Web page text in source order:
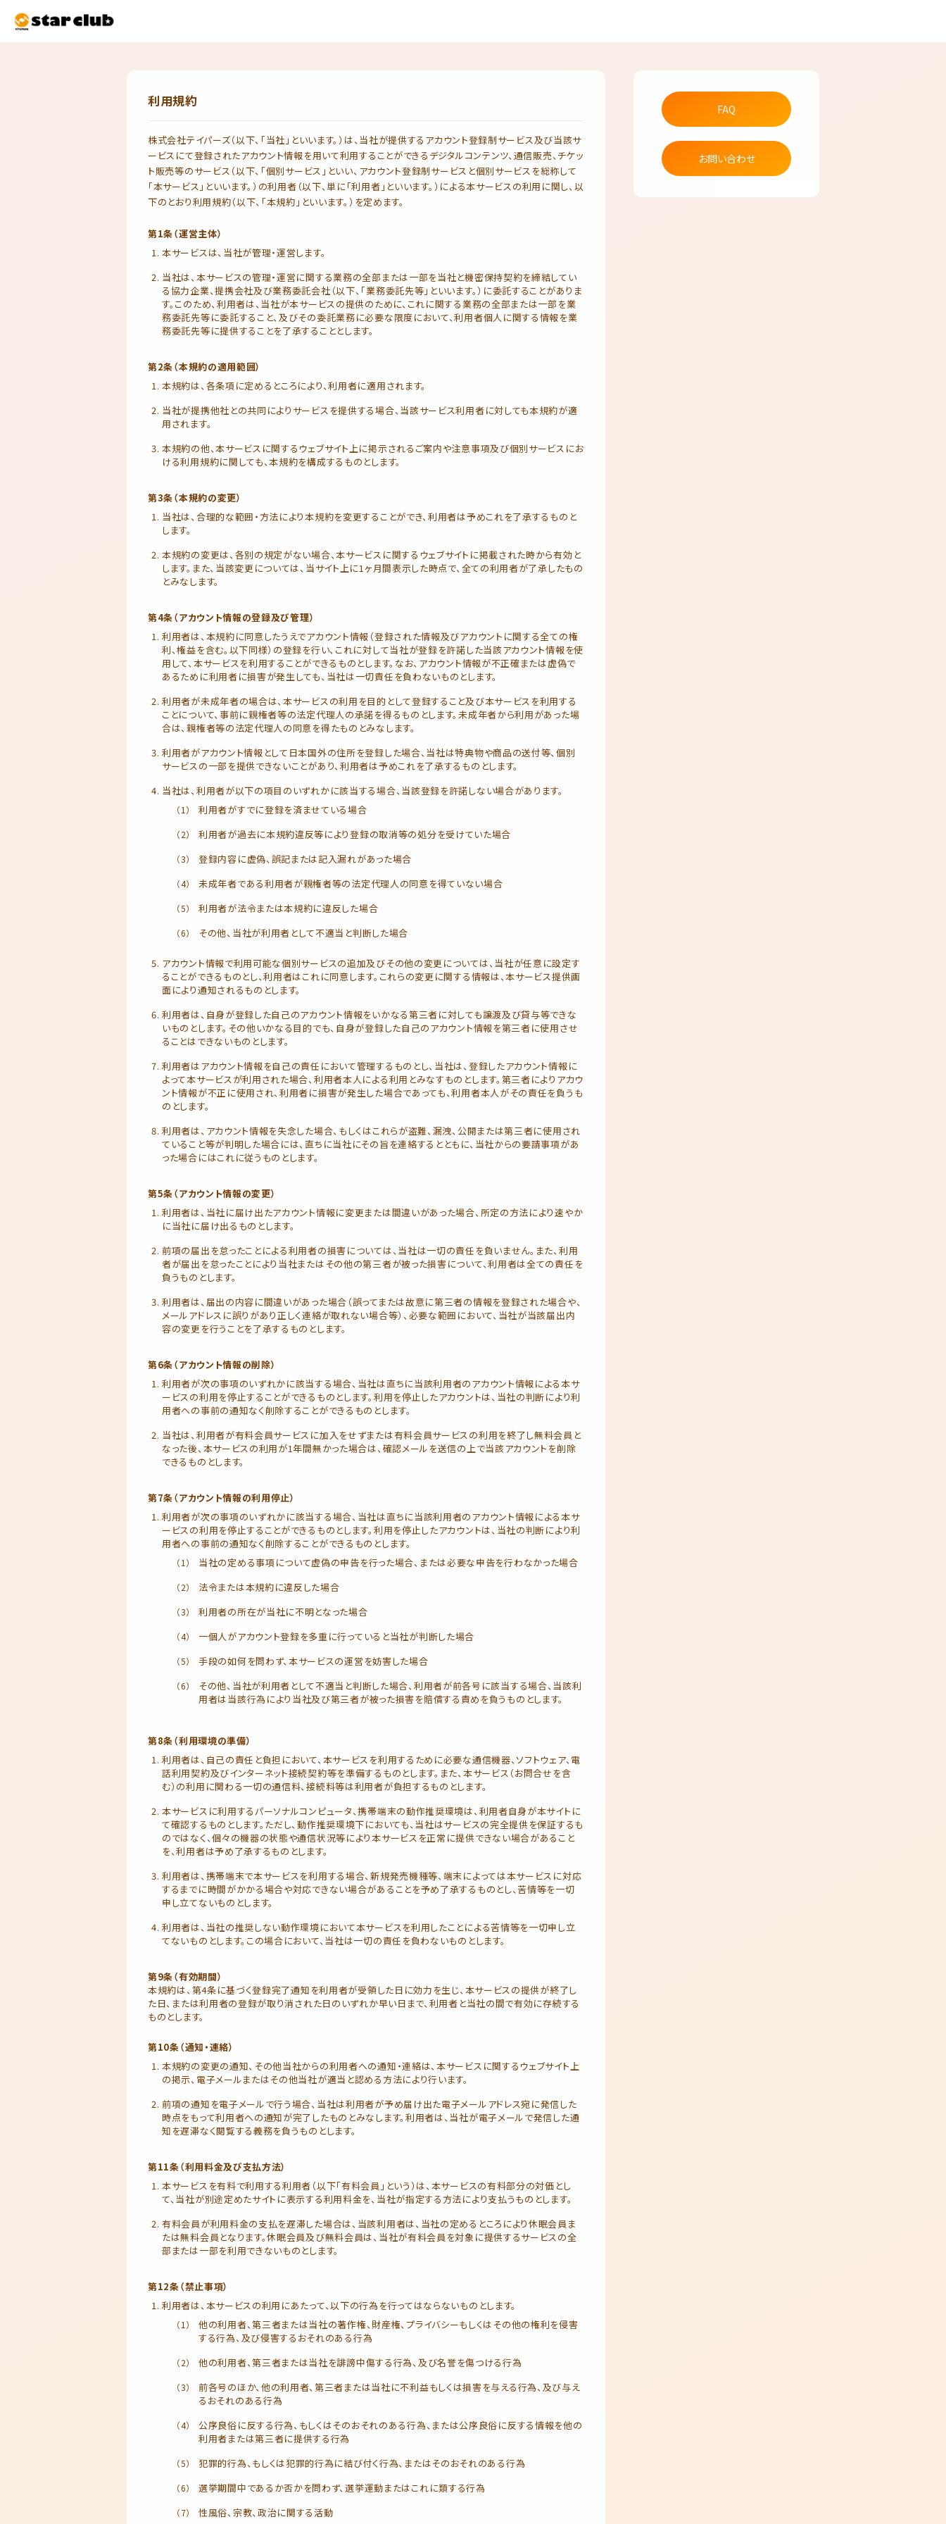
利用規約
株式会社テイパーズ（以下、「当社」といいます。）は、当社が提供するアカウント登録制サービス及び当該サ
ービスにて登録されたアカウント情報を用いて利用することができるデジタルコンテンツ、通信販売、チケッ
ト販売等のサービス（以下、「個別サービス」といい、アカウント登録制サービスと個別サービスを総称して
「本サービス」といいます。）の利用者（以下、単に「利用者」といいます。）による本サービスの利用に関し、以
下のとおり利用規約（以下、「本規約」といいます。）を定めます。
第1条（運営主体）
本サービスは、当社が管理・運営します。
当社は、本サービスの管理・運営に関する業務の全部または一部を当社と機密保持契約を締結してい
る協力企業、提携会社及び業務委託会社（以下、「業務委託先等」といいます。）に委託することがありま
す。このため、利用者は、当社が本サービスの提供のために、これに関する業務の全部または一部を業
務委託先等に委託すること、及びその委託業務に必要な限度において、利用者個人に関する情報を業
務委託先等に提供することを了承することとします。
第2条（本規約の適用範囲）
本規約は、各条項に定めるところにより、利用者に適用されます。
当社が提携他社との共同によりサービスを提供する場合、当該サービス利用者に対しても本規約が適
用されます。
本規約の他、本サービスに関するウェブサイト上に掲示されるご案内や注意事項及び個別サービスにお
ける利用規約に関しても、本規約を構成するものとします。
第3条（本規約の変更）
当社は、合理的な範囲・方法により本規約を変更することができ、利用者は予めこれを了承するものと
します。
本規約の変更は、各別の規定がない場合、本サービスに関するウェブサイトに掲載された時から有効と
します。また、当該変更については、当サイト上に1ヶ月間表示した時点で、全ての利用者が了承したもの
とみなします。
第4条（アカウント情報の登録及び管理）
利用者は、本規約に同意したうえでアカウント情報（登録された情報及びアカウントに関する全ての権
利、権益を含む。以下同様）の登録を行い、これに対して当社が登録を許諾した当該アカウント情報を使
用して、本サービスを利用することができるものとします。なお、アカウント情報が不正確または虚偽で
あるために利用者に損害が発生しても、当社は一切責任を負わないものとします。
利用者が未成年者の場合は、本サービスの利用を目的として登録すること及び本サービスを利用する
ことについて、事前に親権者等の法定代理人の承諾を得るものとします。未成年者から利用があった場
合は、親権者等の法定代理人の同意を得たものとみなします。
利用者がアカウント情報として日本国外の住所を登録した場合、当社は特典物や商品の送付等、個別
サービスの一部を提供できないことがあり、利用者は予めこれを了承するものとします。
当社は、利用者が以下の項目のいずれかに該当する場合、当該登録を許諾しない場合があります。
利用者がすでに登録を済ませている場合
利用者が過去に本規約違反等により登録の取消等の処分を受けていた場合
登録内容に虚偽、誤記または記入漏れがあった場合
未成年者である利用者が親権者等の法定代理人の同意を得ていない場合
利用者が法令または本規約に違反した場合
その他、当社が利用者として不適当と判断した場合
アカウント情報で利用可能な個別サービスの追加及びその他の変更については、当社が任意に設定す
ることができるものとし、利用者はこれに同意します。これらの変更に関する情報は、本サービス提供画
面により通知されるものとします。
利用者は、自身が登録した自己のアカウント情報をいかなる第三者に対しても譲渡及び貸与等できな
いものとします。その他いかなる目的でも、自身が登録した自己のアカウント情報を第三者に使用させ
ることはできないものとします。
利用者はアカウント情報を自己の責任において管理するものとし、当社は、登録したアカウント情報に
よって本サービスが利用された場合、利用者本人による利用とみなすものとします。第三者によりアカウ
ント情報が不正に使用され、利用者に損害が発生した場合であっても、利用者本人がその責任を負うも
のとします。
利用者は、アカウント情報を失念した場合、もしくはこれらが盗難、漏洩、公開または第三者に使用され
ていること等が判明した場合には、直ちに当社にその旨を連絡するとともに、当社からの要請事項があ
った場合にはこれに従うものとします。
第5条（アカウント情報の変更）
利用者は、当社に届け出たアカウント情報に変更または間違いがあった場合、所定の方法により速やか
に当社に届け出るものとします。
前項の届出を怠ったことによる利用者の損害については、当社は一切の責任を負いません。また、利用
者が届出を怠ったことにより当社またはその他の第三者が被った損害について、利用者は全ての責任を
負うものとします。
利用者は、届出の内容に間違いがあった場合（誤ってまたは故意に第三者の情報を登録された場合や、
メールアドレスに誤りがあり正しく連絡が取れない場合等）、必要な範囲において、当社が当該届出内
容の変更を行うことを了承するものとします。
第6条（アカウント情報の削除）
利用者が次の事項のいずれかに該当する場合、当社は直ちに当該利用者のアカウント情報による本サ
ービスの利用を停止することができるものとします。利用を停止したアカウントは、当社の判断により利
用者への事前の通知なく削除することができるものとします。
当社は、利用者が有料会員サービスに加入をせずまたは有料会員サービスの利用を終了し無料会員と
なった後、本サービスの利用が1年間無かった場合は、確認メールを送信の上で当該アカウントを削除
できるものとします。
第7条（アカウント情報の利用停止）
利用者が次の事項のいずれかに該当する場合、当社は直ちに当該利用者のアカウント情報による本サ
ービスの利用を停止することができるものとします。利用を停止したアカウントは、当社の判断により利
用者への事前の通知なく削除することができるものとします。
当社の定める事項について虚偽の申告を行った場合、または必要な申告を行わなかった場合
法令または本規約に違反した場合
利用者の所在が当社に不明となった場合
一個人がアカウント登録を多重に行っていると当社が判断した場合
手段の如何を問わず、本サービスの運営を妨害した場合
その他、当社が利用者として不適当と判断した場合、利用者が前各号に該当する場合、当該利
用者は当該行為により当社及び第三者が被った損害を賠償する責めを負うものとします。
第8条（利用環境の準備）
利用者は、自己の責任と負担において、本サービスを利用するために必要な通信機器、ソフトウェア、電
話利用契約及びインターネット接続契約等を準備するものとします。また、本サービス（お問合せを含
む）の利用に関わる一切の通信料、接続料等は利用者が負担するものとします。
本サービスに利用するパーソナルコンピュータ、携帯端末の動作推奨環境は、利用者自身が本サイトに
て確認するものとします。ただし、動作推奨環境下においても、当社はサービスの完全提供を保証するも
のではなく、個々の機器の状態や通信状況等により本サービスを正常に提供できない場合があること
を、利用者は予め了承するものとします。
利用者は、携帯端末で本サービスを利用する場合、新規発売機種等、端末によっては本サービスに対応
するまでに時間がかかる場合や対応できない場合があることを予め了承するものとし、苦情等を一切
申し立てないものとします。
利用者は、当社の推奨しない動作環境において本サービスを利用したことによる苦情等を一切申し立
てないものとします。この場合において、当社は一切の責任を負わないものとします。
第9条（有効期間）
本規約は、第4条に基づく登録完了通知を利用者が受領した日に効力を生じ、本サービスの提供が終了し
た日、または利用者の登録が取り消された日のいずれか早い日まで、利用者と当社の間で有効に存続する
ものとします。
第10条（通知・連絡）
本規約の変更の通知、その他当社からの利用者への通知・連絡は、本サービスに関するウェブサイト上
の掲示、電子メールまたはその他当社が適当と認める方法により行います。
前項の通知を電子メールで行う場合、当社は利用者が予め届け出た電子メールアドレス宛に発信した
時点をもって利用者への通知が完了したものとみなします。利用者は、当社が電子メールで発信した通
知を遅滞なく閲覧する義務を負うものとします。
第11条（利用料金及び支払方法）
本サービスを有料で利用する利用者（以下「有料会員」という）は、本サービスの有料部分の対価とし
て、当社が別途定めたサイトに表示する利用料金を、当社が指定する方法により支払うものとします。
有料会員が利用料金の支払を遅滞した場合は、当該利用者は、当社の定めるところにより休眠会員ま
たは無料会員となります。休眠会員及び無料会員は、当社が有料会員を対象に提供するサービスの全
部または一部を利用できないものとします。
第12条（禁止事項）
利用者は、本サービスの利用にあたって、以下の行為を行ってはならないものとします。
他の利用者、第三者または当社の著作権、財産権、プライバシーもしくはその他の権利を侵害
する行為、及び侵害するおそれのある行為
他の利用者、第三者または当社を誹謗中傷する行為、及び名誉を傷つける行為
前各号のほか、他の利用者、第三者または当社に不利益もしくは損害を与える行為、及び与え
るおそれのある行為
公序良俗に反する行為、もしくはそのおそれのある行為、または公序良俗に反する情報を他の
利用者または第三者に提供する行為
犯罪的行為、もしくは犯罪的行為に結び付く行為、またはそのおそれのある行為
選挙期間中であるか否かを問わず、選挙運動またはこれに類する行為
性風俗、宗教、政治に関する活動
FAQ
お問い合わせ